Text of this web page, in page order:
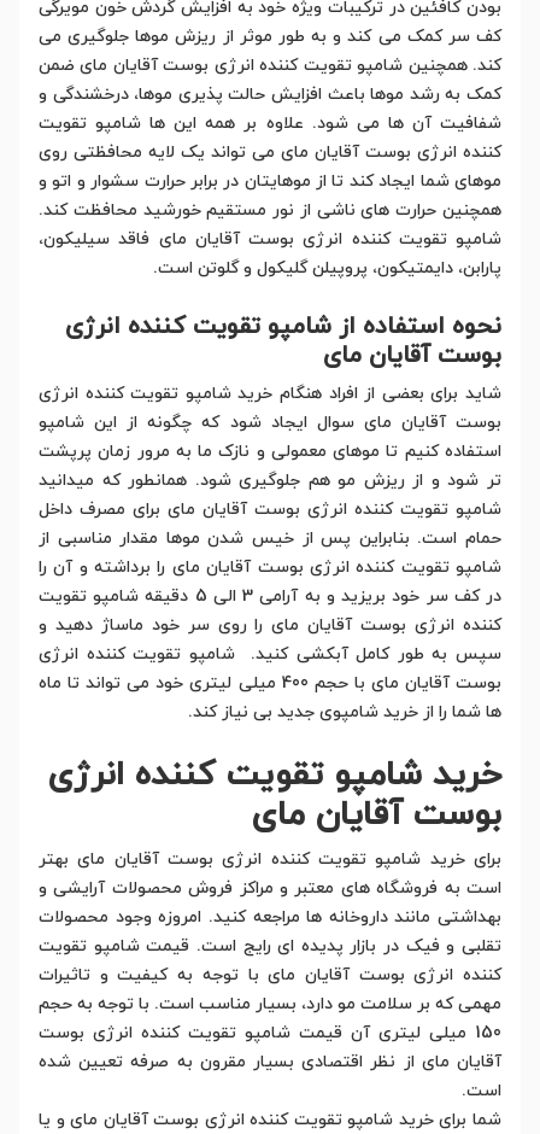
بودن کافئین در ترکیبات ویژه خود به افزایش گردش خون مویرگی
کف سر کمک می کند و به طور موثر از ریزش موها جلوگیری می
کند. همچنین شامپو تقویت کننده انرژی بوست آقایان مای ضمن
کمک به رشد موها باعث افزایش حالت پذیری موها، درخشندگی و
شفافیت آن ها می شود. علاوه بر همه این ها شامپو تقویت
کننده انرژی بوست آقایان مای می تواند یک لایه محافظتی روی
موهای شما ایجاد کند تا از موهایتان در برابر حرارت سشوار و اتو و
همچنین حرارت های ناشی از نور مستقیم خورشید محافظت کند.
شامپو تقویت کننده انرژی بوست آقایان مای فاقد سیلیکون،
پارابن، دایمتیکون، پروپیلن گلیکول و گلوتن است.
نحوه استفاده از شامپو تقویت کننده انرژی
بوست آقایان مای
شاید برای بعضی از افراد هنگام خرید شامپو تقویت کننده انرژی
بوست آقایان مای سوال ایجاد شود که چگونه از این شامپو
استفاده کنیم تا موهای معمولی و نازک ما به مرور زمان پرپشت
تر شود و از ریزش مو هم جلوگیری شود. همانطور که میدانید
شامپو تقویت کننده انرژی بوست آقایان مای برای مصرف داخل
حمام است. بنابراین پس از خیس شدن موها مقدار مناسبی از
شامپو تقویت کننده انرژی بوست آقایان مای را برداشته و آن را
در کف سر خود بریزید و به آرامی 3 الی 5 دقیقه شامپو تقویت
کننده انرژی بوست آقایان مای را روی سر خود ماساژ دهید و
سپس به طور کامل آبکشی کنید. شامپو تقویت کننده انرژی
بوست آقایان مای با حجم 400 میلی لیتری خود می تواند تا ماه
ها شما را از خرید شامپوی جدید بی نیاز کند.
خرید شامپو تقویت کننده انرژی
بوست آقایان مای
برای خرید شامپو تقویت کننده انرژی بوست آقایان مای بهتر
است به فروشگاه های معتبر و مراکز فروش محصولات آرایشی و
بهداشتی مانند داروخانه ها مراجعه کنید. امروزه وجود محصولات
تقلبی و فیک در بازار پدیده ای رایج است. قیمت شامپو تقویت
کننده انرژی بوست آقایان مای با توجه به کیفیت و تاثیرات
مهمی که بر سلامت مو دارد، بسیار مناسب است. با توجه به حجم
150 میلی لیتری آن قیمت شامپو تقویت کننده انرژی بوست
آقایان مای از نظر اقتصادی بسیار مقرون به صرفه تعیین شده
است.
شما برای خرید شامپو تقویت کننده انرژی بوست آقایان مای و یا